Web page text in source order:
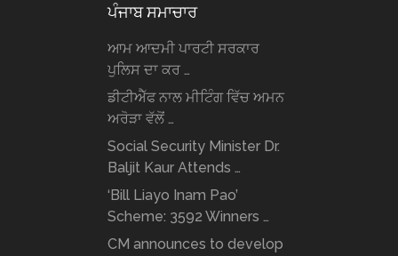
ਪੰਜਾਬ ਸਮਾਚਾਰ
ਆਮ ਆਦਮੀ ਪਾਰਟੀ ਸਰਕਾਰ
ਪੁਲਿਸ ਦਾ ਕਰ …
ਡੀਟੀਐੱਫ ਨਾਲ ਮੀਟਿੰਗ ਵਿੱਚ ਅਮਨ
ਅਰੋੜਾ ਵੱਲੋਂ …
Social Security Minister Dr.
Baljit Kaur Attends …
‘Bill Liayo Inam Pao’
Scheme: 3592 Winners …
CM announces to develop